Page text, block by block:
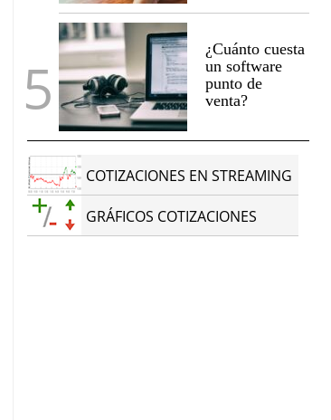
¿Cuánto cuesta
un software
punto de
venta?
COTIZACIONES EN STREAMING
GRÁFICOS COTIZACIONES